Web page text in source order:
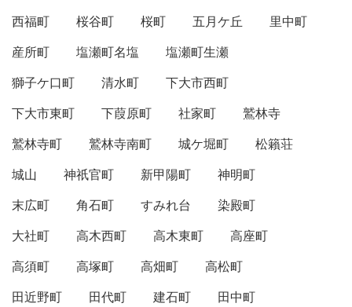
西福町
桜谷町 桜町 五月ケ丘
里中町
産所町
塩瀬町名塩
塩瀬町生瀬
獅子ケ口町
清水町
下大市西町
下大市東町
下葭原町 社家町
鷲林寺
鷲林寺町
鷲林寺南町 城ケ堀町
松籟荘
城山
神祇官町 新甲陽町
神明町
末広町
角石町 すみれ台
染殿町
大社町
高木西町 高木東町
高座町
高須町
高塚町 高畑町
高松町
田近野町
田代町 建石町
田中町